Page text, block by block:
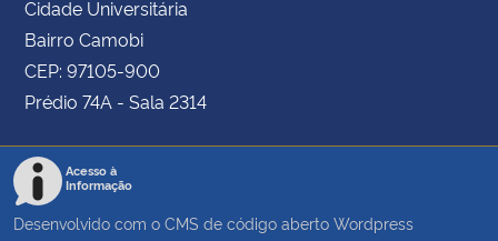
Cidade Universitária
Bairro Camobi
CEP: 97105-900
Prédio 74A - Sala 2314
Acesso à
Informação
Desenvolvido com o CMS de código aberto Wordpress